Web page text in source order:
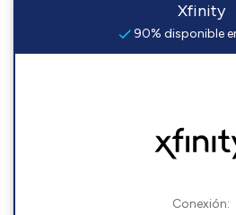
Xfinity
90% disponible
Conexión: